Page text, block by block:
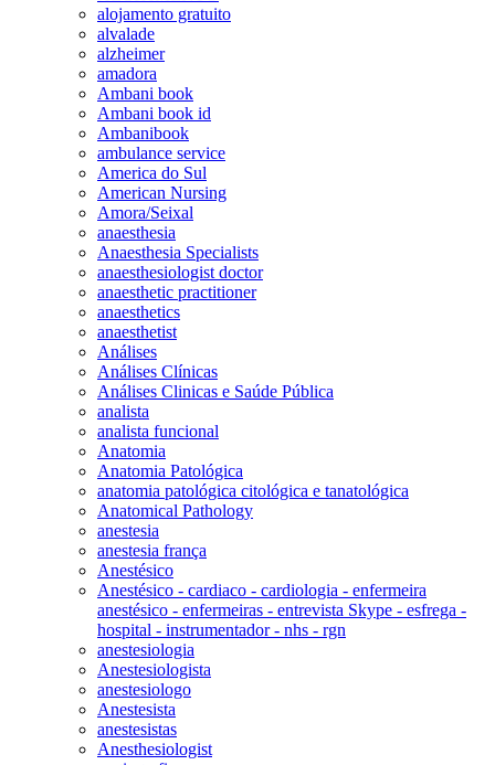
alojamento gratuito
alvalade
alzheimer
amadora
Ambani book
Ambani book id
Ambanibook
ambulance service
America do Sul
American Nursing
Amora/Seixal
anaesthesia
Anaesthesia Specialists
anaesthesiologist doctor
anaesthetic practitioner
anaesthetics
anaesthetist
Análises
Análises Clínicas
Análises Clinicas e Saúde Pública
analista
analista funcional
Anatomia
Anatomia Patológica
anatomia patológica citológica e tanatológica
Anatomical Pathology
anestesia
anestesia frança
Anestésico
Anestésico - cardiaco - cardiologia - enfermeira
anestésico - enfermeiras - entrevista Skype - esfrega -
hospital - instrumentador - nhs - rgn
anestesiologia
Anestesiologista
anestesiologo
Anestesista
anestesistas
Anesthesiologist